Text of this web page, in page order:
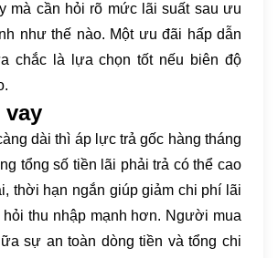
mà cần hỏi rõ mức lãi suất sau ưu
như thế nào. Một ưu đãi hấp dẫn
chắc là lựa chọn tốt nếu biên độ
dài thì áp lực trả gốc hàng tháng
tổng số tiền lãi phải trả có thể cao
thời hạn ngắn giúp giảm chi phí lãi
thu nhập mạnh hơn. Người mua
sự an toàn dòng tiền và tổng chi